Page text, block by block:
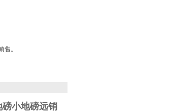
售。
小地磅远销